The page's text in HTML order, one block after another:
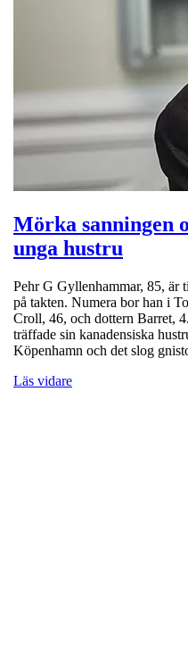
Mörka sanningen
unga hustru
Pehr G Gyllenhammar, 85, är
på takten. Numera bor han i
Croll, 46, och dottern Barret,
träffade sin kanadensiska
Köpenhamn och det slog
Läs vidare